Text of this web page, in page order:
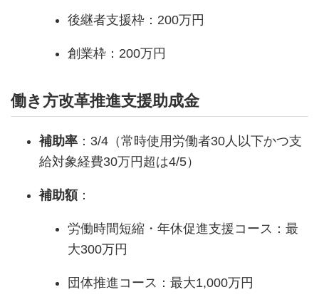
後継者支援枠：200万円
創業枠：200万円
働き方改革推進支援助成金
補助率 ：3/4（常時使用労働者30人以下かつ支
給対象経費30万円超は4/5）
補助額 ：
労働時間短縮・年休促進支援コース：最
大300万円
団体推進コース：最大1,000万円